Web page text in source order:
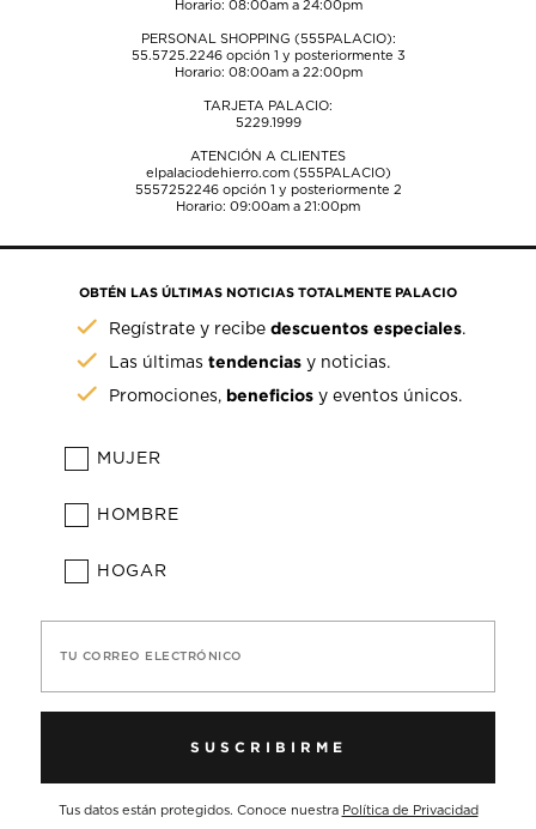
Horario: 08:00am a 24:00pm
PERSONAL SHOPPING (555PALACIO):
55.5725.2246opción 1 y posteriormente 3
Horario: 08:00am a 22:00pm
TARJETA PALACIO:
5229.1999
ATENCIÓN A CLIENTES
elpalaciodehierro.com (555PALACIO)
5557252246opción 1 y posteriormente 2
Horario: 09:00am a 21:00pm
OBTÉN LAS ÚLTIMAS NOTICIAS TOTALMENTE PALACIO
Regístrate y recibedescuentos especiales.
Las últimastendencias y noticias.
Promociones, beneficios y eventos únicos.
MUJER
HOMBRE
HOGAR
TU CORREO ELECTRÓNICO
SUSCRIBIRME
Tus datos están protegidos. Conoce nuestra Política de Privacidad